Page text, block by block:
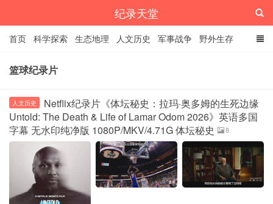
纪录天堂
首页 科学探索 生态地理 人文历史 军事战争 野外生存
经典纪录 4K纪录片
篮球纪录片
人文历史
Netflix纪录片《体坛秘史：拉玛·奥多姆的生死边缘
Untold: The Death & Life of Lamar Odom 2026》英语多国
字幕 无水印纯净版 1080P/MKV/4.71G 体坛秘史
8